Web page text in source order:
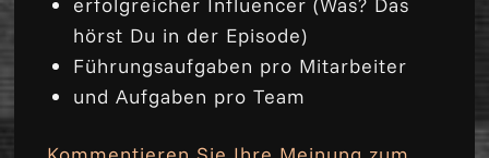
hörst Du in der Episode)
Führungsaufgaben pro Mitarbeiter
und Aufgaben pro Team